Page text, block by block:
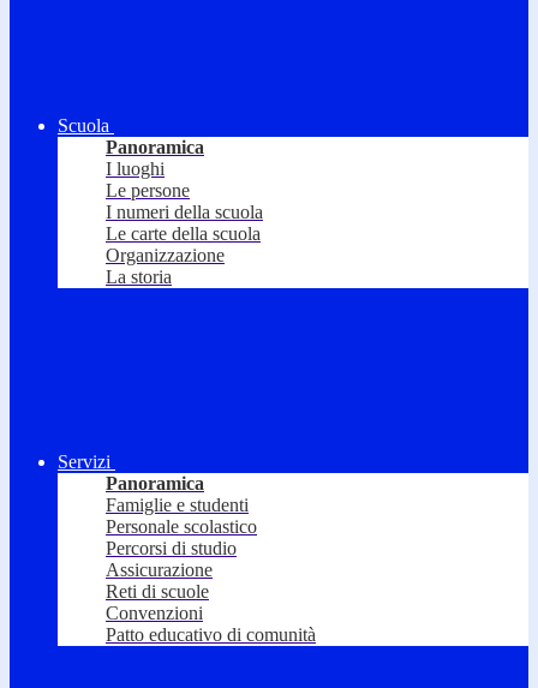
Scuola
Panoramica
I luoghi
Le persone
I numeri della scuola
Le carte della scuola
Organizzazione
La storia
Servizi
Panoramica
Famiglie e studenti
Personale scolastico
Percorsi di studio
Assicurazione
Reti di scuole
Convenzioni
Patto educativo di comunità